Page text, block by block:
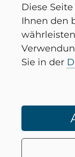
Diese
Ihnen den
Sie in der